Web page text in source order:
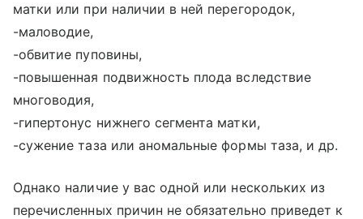
матки или при наличии в ней перегородок,
-маловодие,
-обвитие пуповины,
-повышенная подвижность плода вследствие
многоводия,
-гипертонус нижнего сегмента матки,
-сужение таза или аномальные формы таза, и др.
Однако наличие у вас одной или нескольких из
перечисленных причин не обязательно приведет к